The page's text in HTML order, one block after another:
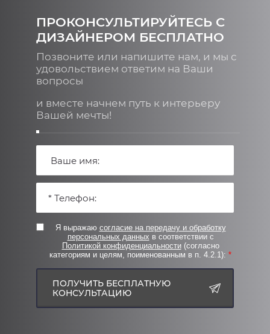
ПРОКОНСУЛЬТИРУЙТЕСЬ С
ДИЗАЙНЕРОМ БЕСПЛАТНО
Позвоните или напишите нам, и мы с
удовольствием ответим на Ваши
вопросы
и вместе начнем путь к интерьеру
Вашей мечты!
Я выражаю согласие на передачу и обработку
персональных данных в соответствии с
Политикой конфиденциальности(согласно
категориям и целям, поименованным в п. 4.2.1): *
ПОЛУЧИТЬ БЕСПЛАТНУЮ
КОНСУЛЬТАЦИЮ